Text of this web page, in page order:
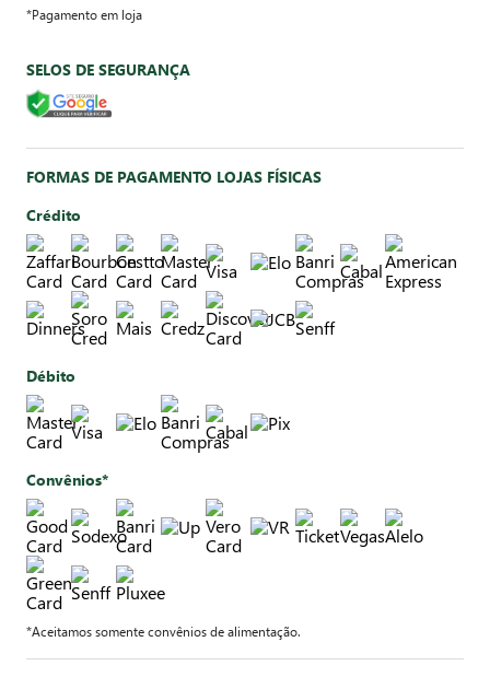
*Pagamento em loja
SELOS DE SEGURANÇA
FORMAS DE PAGAMENTO LOJAS FÍSICAS
Crédito
Débito
Convênios*
*Aceitamos somente convênios de alimentação.